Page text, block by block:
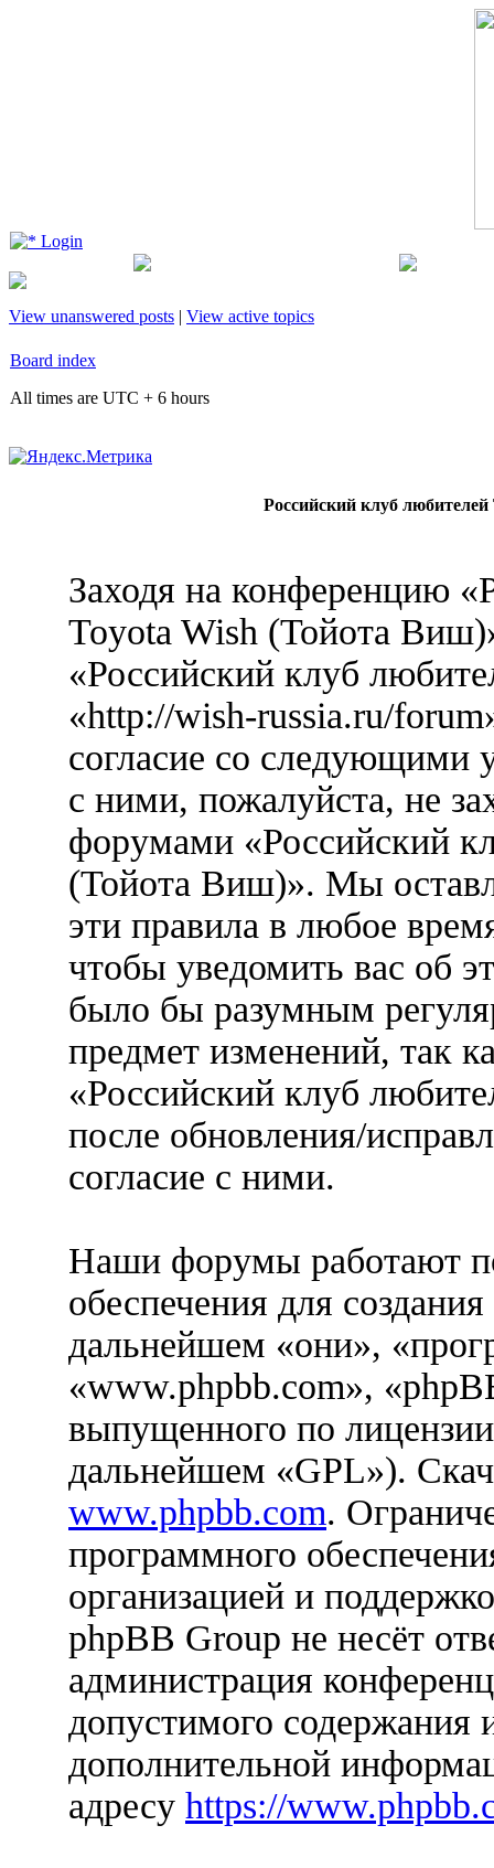
Login
View unanswered posts | View active topics
Board index
All times are UTC + 6 hours
Российский клуб
Заходя на конференцию
Toyota Wish (Тойота
«Российский клуб
«http://wish-russia.ru/
согласие со следующими
с ними, пожалуйста, не
форумами «Российский
(Тойота Виш)». Мы
эти правила в любое
чтобы уведомить вас об
было бы разумным
предмет изменений, так
«Российский клуб
после обновления/
согласие с ними.
Наши форумы работают
обеспечения для
дальнейшем «они»,
«www.phpbb.com»,
выпущенного по
дальнейшем «GPL»).
www.phpbb.com.
программного
организацией и
phpBB Group не несёт
администрация
допустимого содержания
дополнительной
адресу https://